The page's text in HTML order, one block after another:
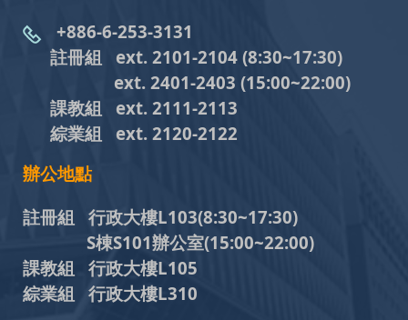
+886-6-253-3131
註冊組 ext. 2101-2104 (8:30~17:30)
ext. 2401-2403 (15:00~22:00)
課教組 ext. 2111-2113
綜業組
ext. 2120-2122
辦公地點
註冊組 行政大樓L103(8:30~17:30)
S棟S101辦公室(15:00~22:00)
課教組 行政大樓L105
綜業組 行政大樓L310